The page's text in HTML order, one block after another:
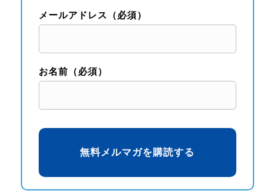
メールアドレス（必須）
お名前（必須）